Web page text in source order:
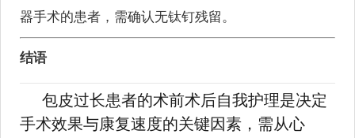
器手术的患者，需确认无钛钉残留。
结语
包皮过长患者的术前术后自我护理是决定
手术效果与康复速度的关键因素，需从心